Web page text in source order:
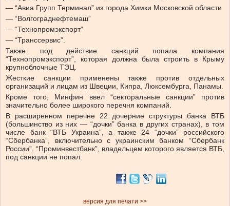
— “Авиа Групп Терминал” из города Химки Московской области
— “Волгограднефтемаш”
— “Технопромэкспорт”
— “Транссервис”.
Также под действие санкций попала компания
“Технопромэкспорт”, которая должна была строить в Крыму
крупноблочные ТЭЦ.
Жесткие санкции применены также против отдельных
организаций и лицам из Швеции, Кипра, Люксембурга, Панамы.
Кроме того, Минфин ввел “секторальные санкции” против
значительно более широкого перечня компаний.
В расширенном перечне 22 дочерние структуры банка ВТБ
(большинство из них — “дочки” банка в других странах), в том
числе банк “ВТБ Украина”, а также 24 “дочки” российского
“Сбербанка”, включительно с украинским банком “Сбербанк
России”. “Проминвестбанк”, владельцем которого является ВТБ,
под санкции не попал.
версия для печати >>